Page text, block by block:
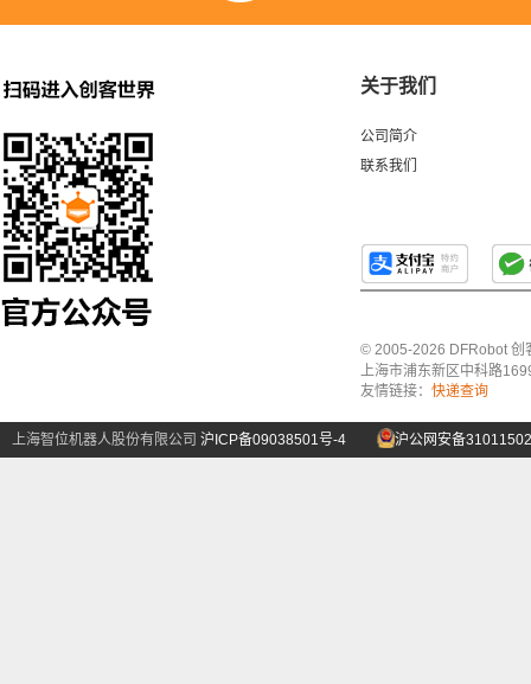
关于我们
公司简介
联系我们
© 2005-2026 DFRobot 创
上海市浦东新区中科路
友情链接： 快递查询
上海智位机器人股份有限公司 沪ICP备09038501号-4 沪公网安备